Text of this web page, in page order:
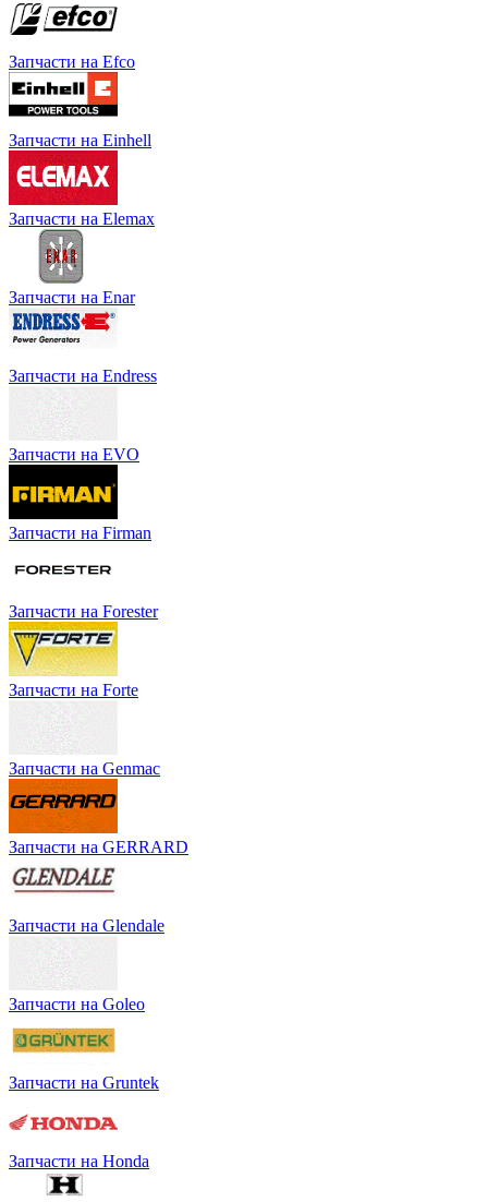
Запчасти на Efco
Запчасти на Einhell
Запчасти на Elemax
Запчасти на Enar
Запчасти на Endress
Запчасти на EVO
Запчасти на Firman
Запчасти на Forester
Запчасти на Forte
Запчасти на Genmac
Запчасти на GERRARD
Запчасти на Glendale
Запчасти на Goleo
Запчасти на Gruntek
Запчасти на Honda